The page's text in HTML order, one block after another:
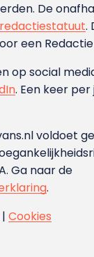
De
redactiestatuut.
een
op social
. Een keer
voldoet
Ga naar de
.
Cookies